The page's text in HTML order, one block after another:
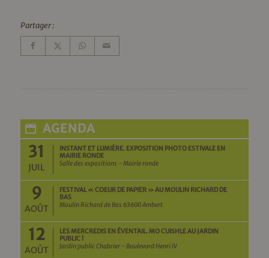
Partager :
AGENDA
31
JUIL
INSTANT ET LUMIÈRE. EXPOSITION PHOTO ESTIVALE EN
MAIRIE RONDE
Salle des expositions - Mairie ronde
9
AOÛT
FESTIVAL « COEUR DE PAPIER » AU MOULIN RICHARD DE
BAS
Moulin Richard de Bas 63600 Ambert
12
AOÛT
LES MERCREDIS EN ÉVENTAIL. MO CUISHLE AU JARDIN
PUBLIC !
Jardin public Chabrier - Boulevard Henri IV